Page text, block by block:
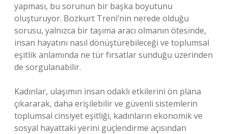
yapması, bu sorunun bir başka boyutunu
oluşturuyor. Bozkurt Treni’nin nerede olduğu
sorusu, yalnızca bir taşıma aracı olmanın ötesinde,
insan hayatını nasıl dönüştürebileceği ve toplumsal
eşitlik anlamında ne tür fırsatlar sunduğu üzerinden
de sorgulanabilir.
Kadınlar, ulaşımın insan odaklı etkilerini ön plana
çıkararak, daha erişilebilir ve güvenli sistemlerin
toplumsal cinsiyet eşitliği, kadınların ekonomik ve
sosyal hayattaki yerini güçlendirme açısından